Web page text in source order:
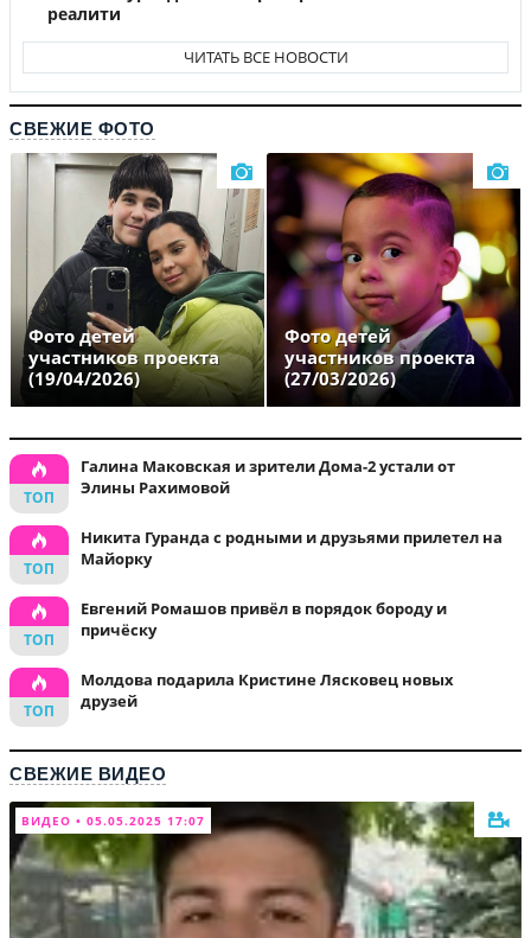
реалити
ЧИТАТЬ ВСЕ НОВОСТИ
СВЕЖИЕ ФОТО
Фото детей
участников проекта
(19/04/2026)
Фото детей
участников проекта
(27/03/2026)
Галина Маковская и зрители Дома-2 устали от
Элины Рахимовой
Никита Гуранда с родными и друзьями прилетел на
Майорку
Евгений Ромашов привёл в порядок бороду и
причёску
Молдова подарила Кристине Лясковец новых
друзей
СВЕЖИЕ ВИДЕО
ВИДЕО • 05.05.2025 17:07